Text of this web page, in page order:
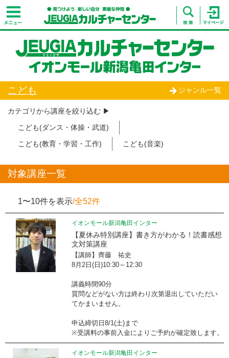
こども ジャンル一覧
カテゴリから講座を絞り込む ▶︎
こども(ダンス・体操・武道)
こども(教育・学習・工作)
こども(音楽)
対象講座一覧
1〜10件を表示/全52件
イオンモール新潟亀田インター
【夏休み特別講座】書き方がわかる！読書感想
文対策講座
【講師】齊藤 祐史
8月2日(日)10:30～12:30
講義時間90分
質問などがない方は終わり次第退出していただい
てかまいません。
申込締切日8/1(土)まで
※受講料の事前入金によりご予約が確定致します。
イオンモール新潟亀田インター